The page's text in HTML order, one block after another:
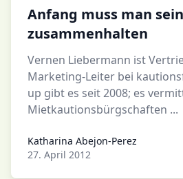
Anfang muss man
zusammenhalten
Vernen Liebermann ist
Marketing-Leiter bei
up gibt es seit 2008; es
Mietkautionsbürgschaften ...
Katharina Abejon-Perez
Katharina Abejon-Perez
27. April 2012